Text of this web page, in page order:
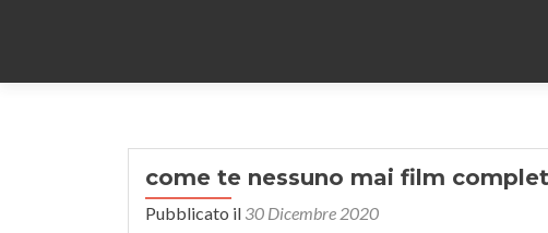
come te nessuno mai film
Pubblicato il 30 Dicembre 2020